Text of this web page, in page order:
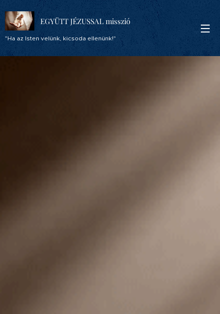
EGYÜTT JÉZUSSAL misszió
"Ha az Isten velünk, kicsoda ellenünk!"